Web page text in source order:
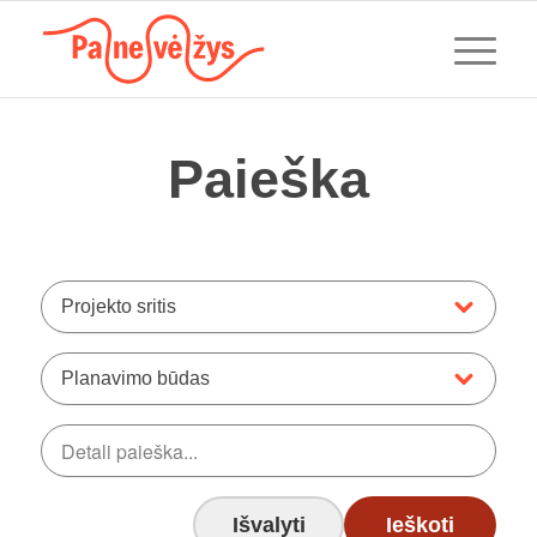
Paieška
Projekto sritis
Planavimo būdas
Išvalyti Ieškoti